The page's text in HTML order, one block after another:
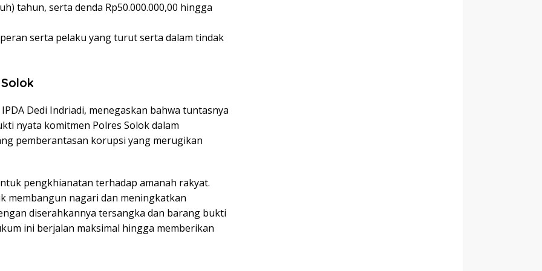
tahun, serta denda Rp50.000.000,00 hingga
serta pelaku yang turut serta dalam tindak
Dedi Indriadi, menegaskan bahwa tuntasnya
nyata komitmen Polres Solok dalam
pemberantasan korupsi yang merugikan
pengkhianatan terhadap amanah rakyat.
membangun nagari dan meningkatkan
diserahkannya tersangka dan barang bukti
ini berjalan maksimal hingga memberikan